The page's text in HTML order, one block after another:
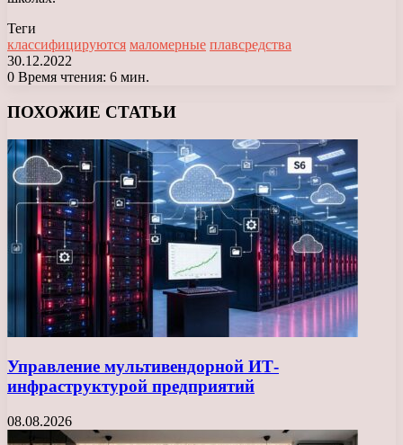
Теги
классифицируются маломерные плавсредства
30.12.2022
0 Время чтения: 6 мин.
ПОХОЖИЕ СТАТЬИ
Управление мультивендорной ИТ-
инфраструктурой предприятий
08.08.2026